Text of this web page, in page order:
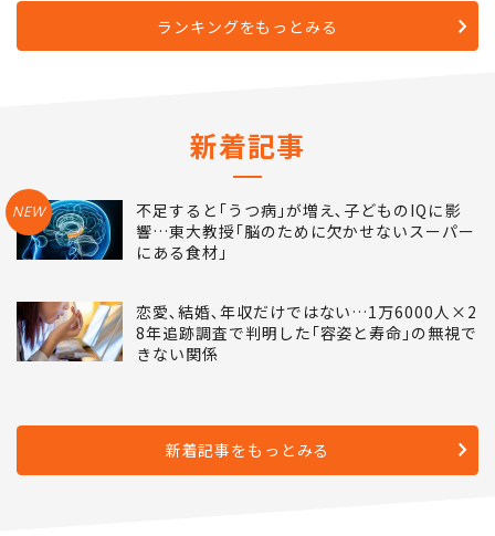
ランキングをもっとみる
新着記事
NEW
不足すると｢うつ病｣が増え､子どものIQに影
響…東大教授｢脳のために欠かせないスーパー
にある食材｣
恋愛､結婚､年収だけではない…1万6000人×2
8年追跡調査で判明した｢容姿と寿命｣の無視で
きない関係
新着記事をもっとみる